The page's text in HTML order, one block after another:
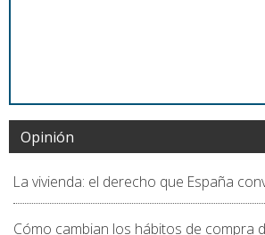
Opinión
La vivienda: el derecho que España
Cómo cambian los hábitos de compra